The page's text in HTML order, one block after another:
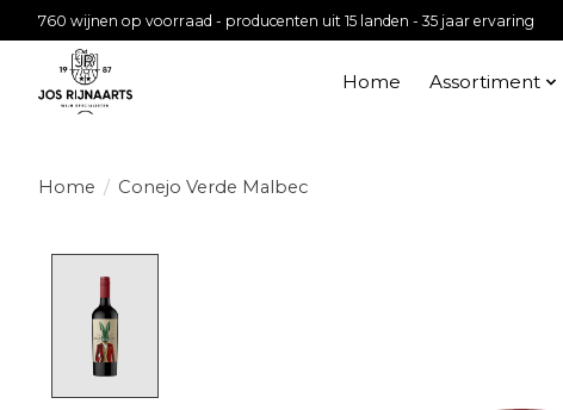
760 wijnen op voorraad - producenten uit 15 landen - 35 jaar ervaring
Home Assortiment
Home / Conejo Verde Malbec